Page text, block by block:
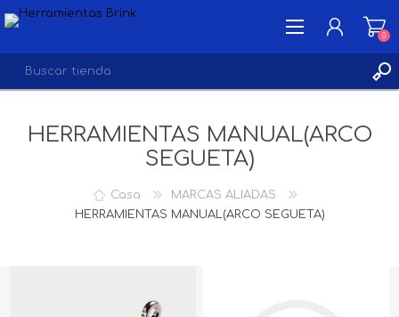
INICIA SESIÓN
0
HERRAMIENTAS MANUAL(ARCO
SEGUETA)
Casa
MARCAS ALIADAS
HERRAMIENTAS MANUAL(ARCO SEGUETA)